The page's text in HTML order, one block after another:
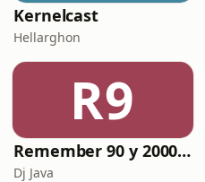
Kernelcast
Hellarghon
R9
Remember 90 y 2000 en PLAY WITH ME by Dj Java
Dj Java